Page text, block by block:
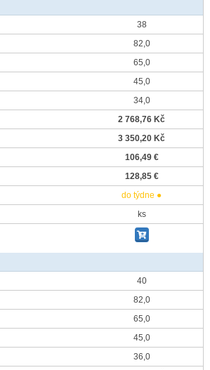
38
82,0
65,0
45,0
34,0
2 768,76 Kč
3 350,20 Kč
106,49 €
128,85 €
do týdne ●
ks
40
82,0
65,0
45,0
36,0